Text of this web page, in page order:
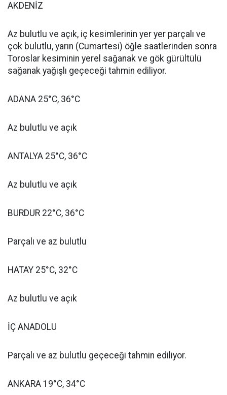
AKDENİZ
Az bulutlu ve açık, iç kesimlerinin yer yer parçalı ve
çok bulutlu, yarın (Cumartesi) öğle saatlerinden sonra
Toroslar kesiminin yerel sağanak ve gök gürültülü
sağanak yağışlı geçeceği tahmin ediliyor.
ADANA 25°C, 36°C
Az bulutlu ve açık
ANTALYA 25°C, 36°C
Az bulutlu ve açık
BURDUR 22°C, 36°C
Parçalı ve az bulutlu
HATAY 25°C, 32°C
Az bulutlu ve açık
İÇ ANADOLU
Parçalı ve az bulutlu geçeceği tahmin ediliyor.
ANKARA 19°C, 34°C